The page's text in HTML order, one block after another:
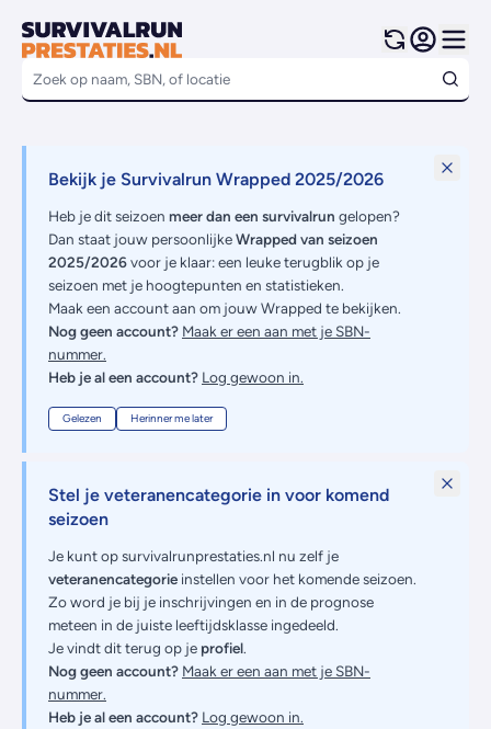
Bekijk je Survivalrun Wrapped 2025/2026
Heb je dit seizoen meer dan een survivalrun gelopen?
Dan staat jouw persoonlijkeWrapped van seizoen
2025/2026voor je klaar: een leuke terugblik op je
seizoen met je hoogtepunten en statistieken.
Maak een account aan om jouw Wrapped te bekijken.
Nog geen account? Maak er een aan met je SBN-
nummer.
Heb je al een account? Log gewoon in.
Gelezen Herinner me later
Stel je veteranencategorie in voor komend
seizoen
Je kunt op survivalrunprestaties.nl nu zelf je
veteranencategorie instellen voor het komende seizoen.
Zo word je bij je inschrijvingen en in de prognose
meteen in de juiste leeftijdsklasse ingedeeld.
Je vindt dit terug op je profiel.
Nog geen account? Maak er een aan met je SBN-
nummer.
Heb je al een account? Log gewoon in.